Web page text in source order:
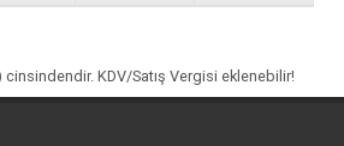
cinsindendir. KDV/Satış Vergisi eklenebilir!